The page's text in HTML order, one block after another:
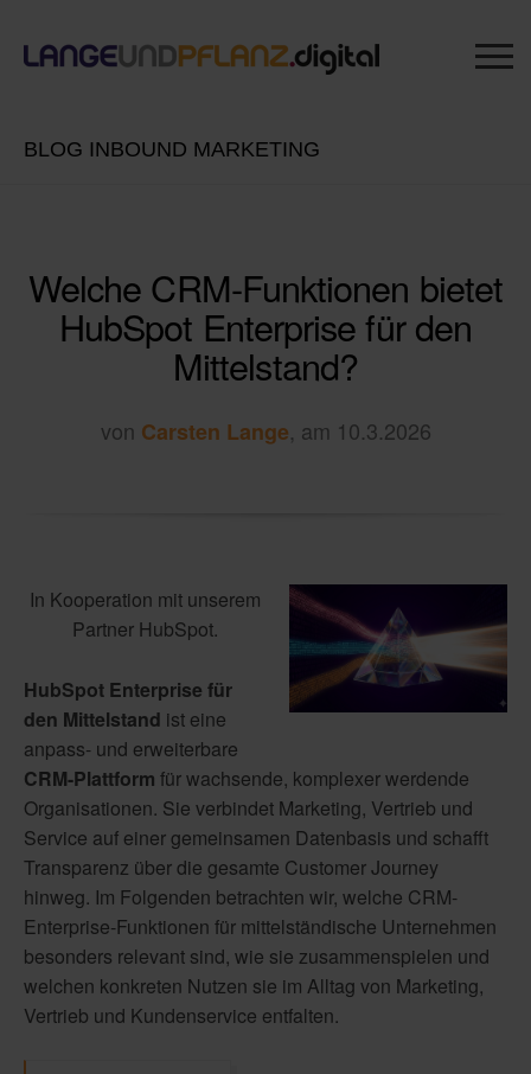
BLOG INBOUND MARKETING
Welche CRM-Funktionen bietet
HubSpot Enterprise für den
Mittelstand?
von Carsten Lange, am 10.3.2026
In Kooperation mit unserem
Partner HubSpot.
HubSpot Enterprise für
den Mittelstand ist eine
anpass- und erweiterbare
CRM-Plattform für wachsende, komplexer werdende
Organisationen. Sie verbindet Marketing, Vertrieb und
Service auf einer gemeinsamen Datenbasis und schafft
Transparenz über die gesamte Customer Journey
hinweg. Im Folgenden betrachten wir, welche CRM-
Enterprise-Funktionen für mittelständische Unternehmen
besonders relevant sind, wie sie zusammenspielen und
welchen konkreten Nutzen sie im Alltag von Marketing,
Vertrieb und Kundenservice entfalten.